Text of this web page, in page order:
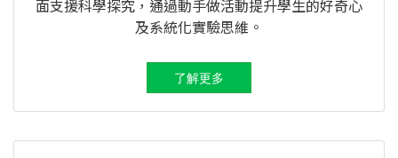
面支援科學探究，通過動手做活動提升學生的好奇心
及系統化實驗思維。
了解更多